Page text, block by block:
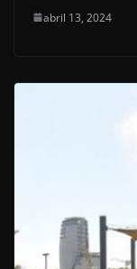
abril 13, 2024